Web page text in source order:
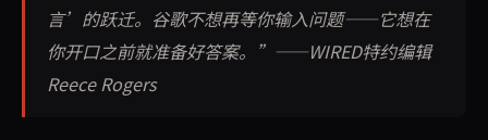
言’的跃迁。谷歌不想再等你输入问题——它想在
你开口之前就准备好答案。”——WIRED特约编辑
Reece Rogers